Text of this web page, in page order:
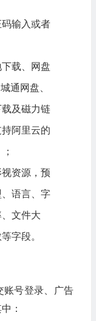
输入或者
载、网盘
通网盘、
及磁力链
阿里云的
资源，预
语言、字
文件大
字段。
账号登录、广告
：